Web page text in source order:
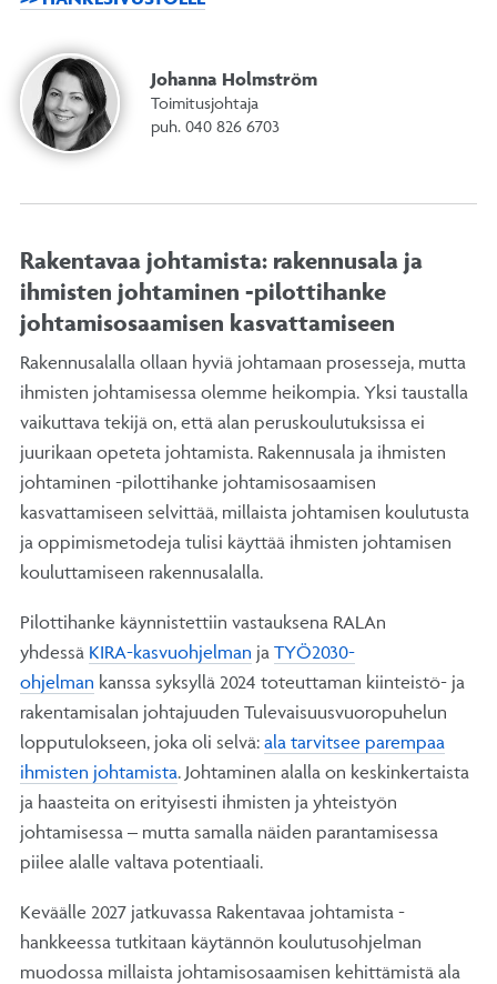
Johanna Holmström
Toimitusjohtaja
puh. 040 826 6703
Rakentavaa johtamista: rakennusala ja
ihmisten johtaminen -pilottihanke
johtamisosaamisen kasvattamiseen
Rakennusalalla ollaan hyviä johtamaan prosesseja, mutta
ihmisten johtamisessa olemme heikompia. Yksi taustalla
vaikuttava tekijä on, että alan peruskoulutuksissa ei
juurikaan opeteta johtamista. Rakennusala ja ihmisten
johtaminen -pilottihanke johtamisosaamisen
kasvattamiseen selvittää, millaista johtamisen koulutusta
ja oppimismetodeja tulisi käyttää ihmisten johtamisen
kouluttamiseen rakennusalalla.
Pilottihanke käynnistettiin vastauksena RALAn
yhdessä KIRA-kasvuohjelman ja TYÖ2030-
ohjelman kanssa syksyllä 2024 toteuttaman kiinteistö- ja
rakentamisalan johtajuuden Tulevaisuusvuoropuhelun
lopputulokseen, joka oli selvä: ala tarvitsee parempaa
ihmisten johtamista. Johtaminen alalla on keskinkertaista
ja haasteita on erityisesti ihmisten ja yhteistyön
johtamisessa – mutta samalla näiden parantamisessa
piilee alalle valtava potentiaali.
Keväälle 2027 jatkuvassa Rakentavaa johtamista -
hankkeessa tutkitaan käytännön koulutusohjelman
muodossa millaista johtamisosaamisen kehittämistä ala